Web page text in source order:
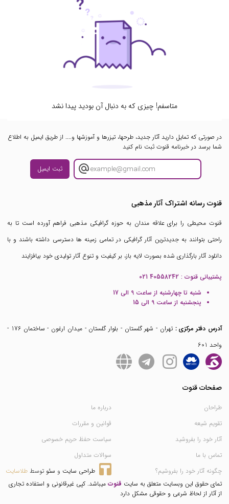
متاسفم! چیزی که به دنبال آن بودید پیدا نشد
در صورتی که تمایل دارید آثار جدید، طرحها، تیزرها و آموزشها و.... از طریق ایمیل به اطلاع
شما برسد در خبرنامه قنوت ثبت نام کنید
ثبت ایمیل
قنوت رسانه اشتراک آثار مذهبی
قنوت محیطی را برای علاقه مندان به حوزه گرافیکی مذهبی فراهم آورده است تا به
راحتی بتوانند به جدیدترین آثار گرافیکی در تمامی زمینه ها دسترسی داشته باشند و با
دانلود آثار بارگذاری شده بصورت لایه باز، بر کیفیت و تنوع آثار تولیدی خود بیافزایند
پشتیبانی قنوت : 021 40558242
شنبه تا چهارشنبه از ساعت 9 الی 17
پنجشنبه از ساعت 9 الی 15
آدرس دفتر مرکزی :
تهران - شهر گلستان - بلوار گلستان - میدان ارغون - ساختمان 176 -
واحد 601
صفحات قنوت
طراحان
تقویم شیعه
آثار خود را بفروشید
تماس با ما
چگونه آثار خود را بفروشیم؟
درباره ما
قوانین و مقررات
سیاست حفظ حریم خصوصی
سوالات متداول
طراحی سایت و سئو توسط طلاسایت
تمای حقوق این وبسایت متعلق به سایت قنوت میباشد. کپی غیرقانونی و استفاده تجاری
از آثار از لحاظ شرعی و حقوقی مشکل دارد